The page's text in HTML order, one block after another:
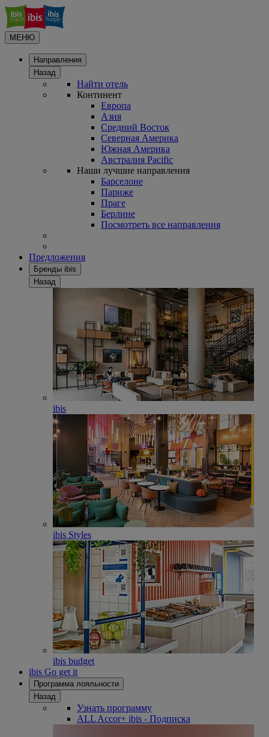
МЕНЮ
Направления
Назад
Найти отель
Континент
Европа
Азия
Средний Восток
Северная Америка
Южная Америка
Австралия Pacific
Наши лучшие направления
Барселоне
Париже
Праге
Берлине
Посмотреть все направления
Предложения
Бренды ibis
Назад
ibis
ibis Styles
ibis budget
ibis Go get it
Программа лояльности
Назад
Узнать программу
ALL Accor+ ibis - Подписка